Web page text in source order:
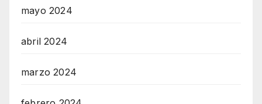
mayo 2024
abril 2024
marzo 2024